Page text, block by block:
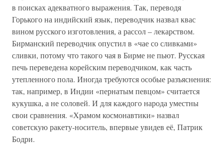
в поисках адекватного выражения. Так, переводя
Горького на индийский язык, переводчик назвал квас
вином русского изготовления, а рассол – лекарством.
Бирманский переводчик опустил в «чае со сливками»
сливки, потому что такого чая в Бирме не пьют. Русская
печь переведена корейским переводчиком, как часть
утепленного пола. Иногда требуются особые разъяснения:
так, например, в Индии «пернатым певцом» считается
кукушка, а не соловей. И для каждого народа уместны
свои сравнения. «Храмом космонавтики» назвал
советскую ракету-носитель, впервые увидев её, Патрик
Бодри.